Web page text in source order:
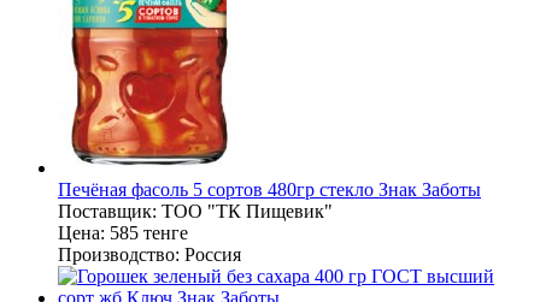
Печёная фасоль 5 сортов 480гр стекло Знак Заботы
Поставщик: ТОО "ТК Пищевик"
Цена: 585 тенге
Производство: Россия